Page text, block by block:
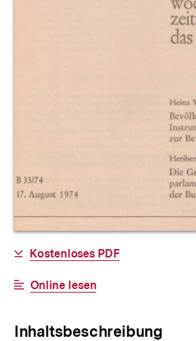
Allgemeine
Informationen
Download-
Kostenloses PDF
Interner
Online lesen
Inhaltsbeschreibung